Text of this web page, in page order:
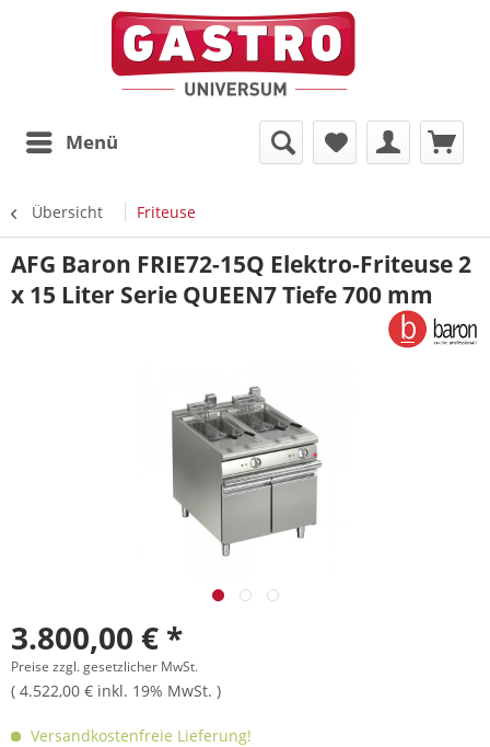
Menü
Übersicht Friteuse
AFG Baron FRIE72-15Q Elektro-Friteuse 2
x 15 Liter Serie QUEEN7 Tiefe 700 mm
3.800,00 € *
Preise zzgl. gesetzlicher MwSt.
( 4.522,00 € inkl. 19% MwSt. )
Versandkostenfreie Lieferung!